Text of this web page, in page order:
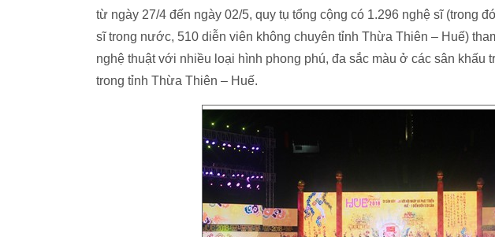
từ ngày 27/4 đến ngày 02/5, quy tụ tổng cộng có 1.296 nghệ sĩ (trong
sĩ trong nước, 510 diễn viên không chuyên tỉnh Thừa Thiên – Huế)
nghệ thuật với nhiều loại hình phong phú, đa sắc màu ở các sân khấu
trong tỉnh Thừa Thiên – Huế.